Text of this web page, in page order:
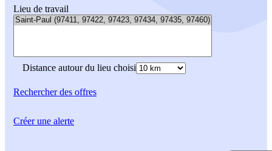
Lieu de travail
Distance autour du lieu choisi
Rechercherdes offres
Créer une alerte